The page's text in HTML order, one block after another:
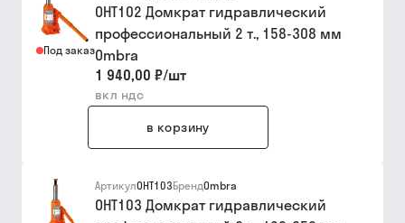
Под заказ
OHT102 Домкрат гидравлический
профессиональный 2 т., 158-308 мм
Ombra
1 940,00 ₽/шт
вкл ндс
в корзину
АртикулOHT103БрендOmbra
OHT103 Домкрат гидравлический